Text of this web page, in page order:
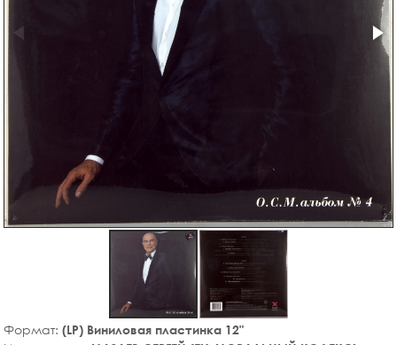
Формат: (LP) Виниловая пластинка 12"